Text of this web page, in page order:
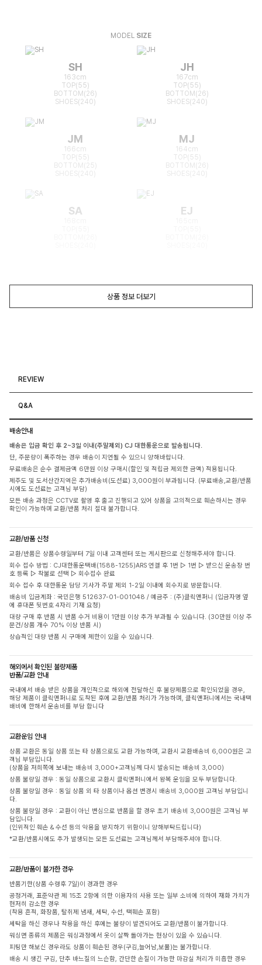
MODEL SIZE
SH
163cm
TOP(55)
BOTTOM(26)
SHOES(240)
JH
167cm
TOP(55)
BOTTOM(26)
SHOES(240)
JM
166cm
TOP(55)
BOTTOM(25)
MJ
164cm
TOP(55)
BOTTOM(26)
SA EJ
상품 정보 더보기
REVIEW
Q&A
배송안내
배송은 입금 확인 후 2~3일 이내(주말제외) CJ 대한통운으로 발송됩니다.
단, 주문량이 폭주하는 경우 배송이 지연될 수 있으니 양해바랍니다.
무료배송은 순수 결제금액 6만원 이상 구매시(할인 및 적립금 제외한 금액) 적용됩니다.
제주도 및 도서산간지역은 추가배송비(도선료) 3,000원이 부과됩니다. (무료배송,교환/반품
시에도 도선료는 고객님 부담)
모든 배송 과정은 CCTV로 촬영 후 출고 진행되고 있어 상품을 고의적으로 훼손하시는 경우
확인이 가능하며 교환/반품 처리 절대 불가합니다.
교환/반품 신청
교환/반품은 상품수령일부터 7일 이내 고객센터 또는 게시판으로 신청해주셔야 합니다.
회수 접수 방법 : CJ대한통운택배(1588-1255)ARS 연결 후 1번 ▷ 1번 ▷ 받으신 운송장 번
호 등록 ▷ 착불로 선택 ▷ 회수접수 완료
회수 접수 후 대한통운 담당 기사가 주말 제외 1-2일 이내에 회수지로 방문합니다.
배송비 입금계좌 : 국민은행 512637-01-001048 / 예금주 : (주)클릭앤퍼니 (입금자명 옆
에 휴대폰 뒷번호 4자리 기재 요청)
대량 구매 후 반품 시 반품 수거 비용이 1만원 이상 추가 부과될 수 있습니다. (30만원 이상 주
문건/상품 개수 70% 이상 반품 시)
상습적인 대량 반품 시 구매에 제한이 있을 수 있습니다.
해외에서 확인된 불량제품
반품/교환 안내
국내에서 배송 받은 상품을 개인적으로 해외에 전달하신 후 불량제품으로 확인되었을 경우,
해당 제품이 클릭앤퍼니로 도착된 후에 교환/반품 처리가 가능하며, 클릭앤퍼니에서는 국내택
배비에 한해서 운송비를 부담 합니다
교환운임 안내
상품 교환은 동일 상품 또는 타 상품으로도 교환 가능하며, 교환시 교환배송비 6,000원은 고
객님 부담입니다.
(상품을 저희쪽에 보내는 배송비 3,000+고객님께 다시 발송되는 배송비 3,000)
상품 불량일 경우 : 동일 상품으로 교환시 클릭앤퍼니에서 왕복 운임을 모두 부담합니다.
상품 불량일 경우 : 동일 상품 외 타 상품이나 옵션 변경시 배송비 3,000원 고객님 부담입니
다.
상품 불량일 경우 : 교환이 아닌 변심으로 반품을 할 경우 초기 배송비 3,000원은 고객님 부
담입니다.
(인위적인 훼손 & 수선 등의 악용을 방지하기 위함이니 양해부탁드립니다)
*교환/반품시에도 추가 발생되는 모든 도선료는 고객님께서 부담해주셔야 합니다.
교환/반품이 불가한 경우
반품기한(상품 수령후 7일)이 경과한 경우
공정거래, 표준약관 제 15조 2항에 의한 이용자의 사용 또는 일부 소비에 의하여 재화 가치가
현저히 감소한 경우
(착용 흔적, 화장품, 탈취제 냄새, 세탁, 수선, 택훼손 포함)
세탁을 하신 경우나 착용을 하신 후에는 불량이 발견되어도 교환/반품이 불가합니다.
워싱면 종류의 제품은 워싱과정에서 옷이 살짝 돌아가는 현상이 있을 수 있습니다.
피팅만 해보신 경우라도 상품이 훼손된 경우(구김,늘어남,보풀)는 불가합니다.
배송 시 생긴 구김, 단추 바느질의 느슨함, 간단한 손질이 가능한 마감실 처리가 미흡한 경우